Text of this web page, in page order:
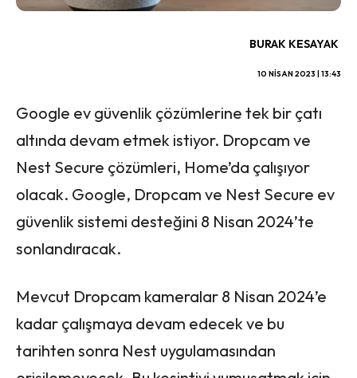
BURAK KESAYAK
10 NISAN 2023 | 13:43
Google ev güvenlik çözümlerine tek bir çatı
altında devam etmek istiyor. Dropcam ve
Nest Secure çözümleri, Home’da çalışıyor
olacak. Google, Dropcam ve Nest Secure ev
güvenlik sistemi desteğini 8 Nisan 2024’te
sonlandıracak.
Mevcut Dropcam kameralar 8 Nisan 2024’e
kadar çalışmaya devam edecek ve bu
tarihten sonra Nest uygulamasından